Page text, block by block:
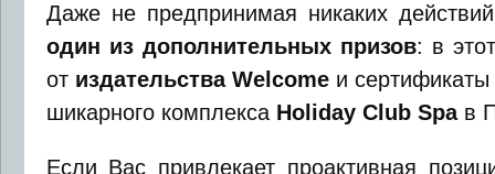
Даже не предпринимая никаких
один из дополнительных призов: в
от издательства Welcomeи сертификаты
шикарного комплекса Holiday Club Spaв
Если Вас привлекает проактивная